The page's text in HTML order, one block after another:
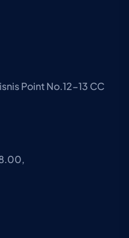
Point No.12-13 CC